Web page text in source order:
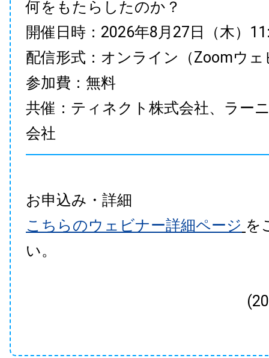
何をもたらしたのか？
開催日時：2026年8月27日（木）
配信形式：オンライン（Zoomウェ
参加費：無料
共催：ティネクト株式会社、ラー
会社
お申込み・詳細
こちらのウェビナー詳細ページ を
い。